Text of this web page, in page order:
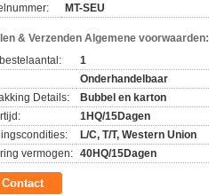
MT-SEU
& Verzenden Algemene voorwaarden:
1
Onderhandelbaar
Details:
Bubbel en karton
1HQ/15Dagen
L/C, T/T, Western Union
vermogen: 40HQ/15Dagen
Contact